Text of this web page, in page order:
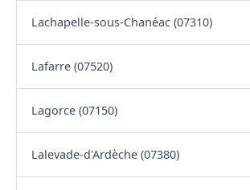
Lachapelle-sous-Chanéac (07310)
Lafarre (07520)
Lagorce (07150)
Lalevade-d'Ardèche (07380)